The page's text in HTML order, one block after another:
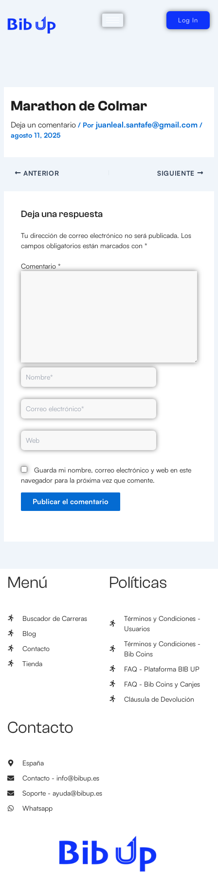
contenido
Log In
Marathon de Colmar
Deja un comentario / Por juanleal.santafe@gmail.com /
agosto 11, 2025
ANTERIOR SIGUIENTE
Deja una respuesta
Tu dirección de correo electrónico no será publicada. Los
campos obligatorios están marcados con *
Comentario *
Nombre*
Correo
electrónico*
Web
Guarda mi nombre, correo electrónico y web en este
navegador para la próxima vez que comente.
Menú
Buscador de Carreras
Blog
Contacto
Tienda
Políticas
Términos y Condiciones -
Usuarios
Términos y Condiciones -
Bib Coins
FAQ - Plataforma BIB UP
FAQ - Bib Coins y Canjes
Cláusula de Devolución
Contacto
España
Contacto - info@bibup.es
Soporte - ayuda@bibup.es
Whatsapp